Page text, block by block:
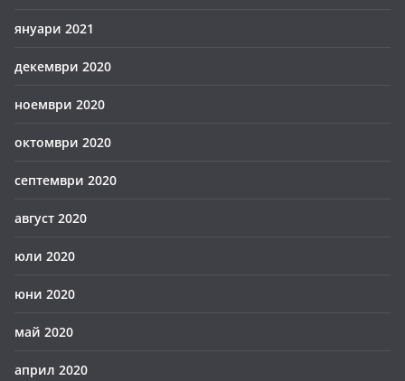
януари 2021
декември 2020
ноември 2020
октомври 2020
септември 2020
август 2020
юли 2020
юни 2020
май 2020
април 2020